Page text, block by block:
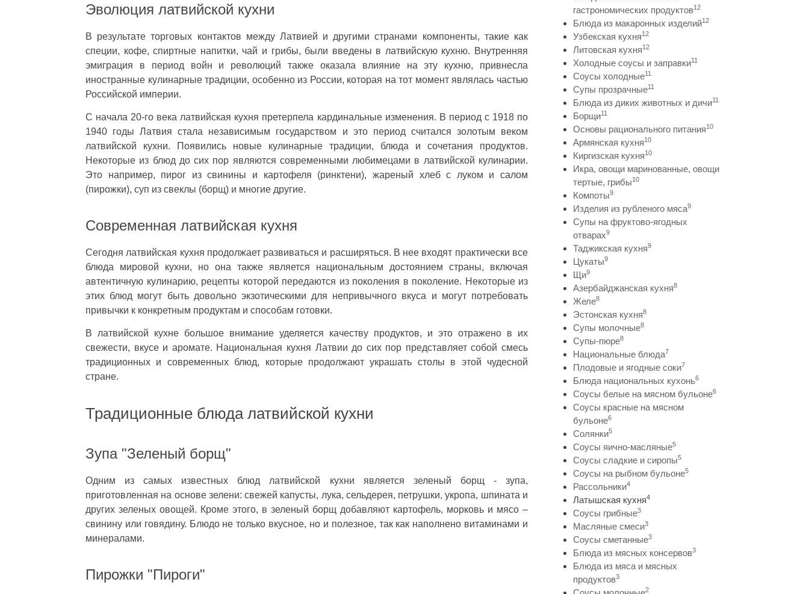
Эволюция латвийской кухни
В результате торговых контактов между Латвией и другими странами компоненты, такие как
специи, кофе, спиртные напитки, чай и грибы, были введены в латвийскую кухню. Внутренняя
эмиграция в период войн и революций также оказала влияние на эту кухню, привнесла
иностранные кулинарные традиции, особенно из России, которая на тот момент являлась частью
Российской империи.
С начала 20-го века латвийская кухня претерпела кардинальные изменения. В период с 1918 по
1940 годы Латвия стала независимым государством и это период считался золотым веком
латвийской кухни. Появились новые кулинарные традиции, блюда и сочетания продуктов.
Некоторые из блюд до сих пор являются современными любимецами в латвийской кулинарии.
Это например, пирог из свинины и картофеля (ринктени), жареный хлеб с луком и салом
(пирожки), суп из свеклы (борщ) и многие другие.
Современная латвийская кухня
Сегодня латвийская кухня продолжает развиваться и расширяться. В нее входят практически все
блюда мировой кухни, но она также является национальным достоянием страны, включая
автентичную кулинарию, рецепты которой передаются из поколения в поколение. Некоторые из
этих блюд могут быть довольно экзотическими для непривычного вкуса и могут потребовать
привычки к конкретным продуктам и способам готовки.
В латвийской кухне большое внимание уделяется качеству продуктов, и это отражено в их
свежести, вкусе и аромате. Национальная кухня Латвии до сих пор представляет собой смесь
традиционных и современных блюд, которые продолжают украшать столы в этой чудесной
стране.
Традиционные блюда латвийской кухни
Зупа "Зеленый борщ"
Одним из самых известных блюд латвийской кухни является зеленый борщ - зупа,
приготовленная на основе зелени: свежей капусты, лука, сельдерея, петрушки, укропа, шпината и
других зеленых овощей. Кроме этого, в зеленый борщ добавляют картофель, морковь и мясо –
свинину или говядину. Блюдо не только вкусное, но и полезное, так как наполнено витаминами и
минералами.
Пирожки "Пироги"
гастрономических продуктов12
Блюда из макаронных изделий12
Узбекская кухня12
Литовская кухня12
Холодные соусы и заправки11
Соусы холодные11
Супы прозрачные11
Блюда из диких животных и дичи11
Борщи11
Основы рационального питания10
Армянская кухня10
Киргизская кухня10
Икра, овощи маринованные, овощи
тертые, грибы10
Компоты9
Изделия из рубленого мяса9
Супы на фруктово-ягодных
отварах9
Таджикская кухня9
Цукаты9
Щи9
Азербайджанская кухня8
Желе8
Эстонская кухня8
Супы молочные8
Супы-пюре8
Национальные блюда7
Плодовые и ягодные соки7
Блюда национальных кухонь6
Соусы белые на мясном бульоне6
Соусы красные на мясном
бульоне6
Солянки5
Соусы яично-масляные5
Соусы сладкие и сиропы5
Соусы на рыбном бульоне5
Рассольники4
Латышская кухня4
Соусы грибные3
Масляные смеси3
Соусы сметанные3
Блюда из мясных консервов3
Блюда из мяса и мясных
продуктов3
2